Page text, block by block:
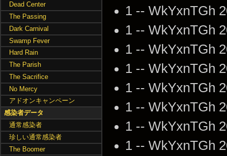
1 -- WkYxnTGh
1 -- WkYxnTGh
1 -- WkYxnTGh
1 -- WkYxnTGh
1 -- WkYxnTGh
1 -- WkYxnTGh
1 -- WkYxnTGh
1 -- WkYxnTGh
Dead Center
The Passing
Dark Carnival
Swamp Fever
Hard Rain
The Parish
The Sacrifice
No Mercy
アドオンキャンペーン
感染者データ
通常感染者
珍しい通常感染者
The Boomer